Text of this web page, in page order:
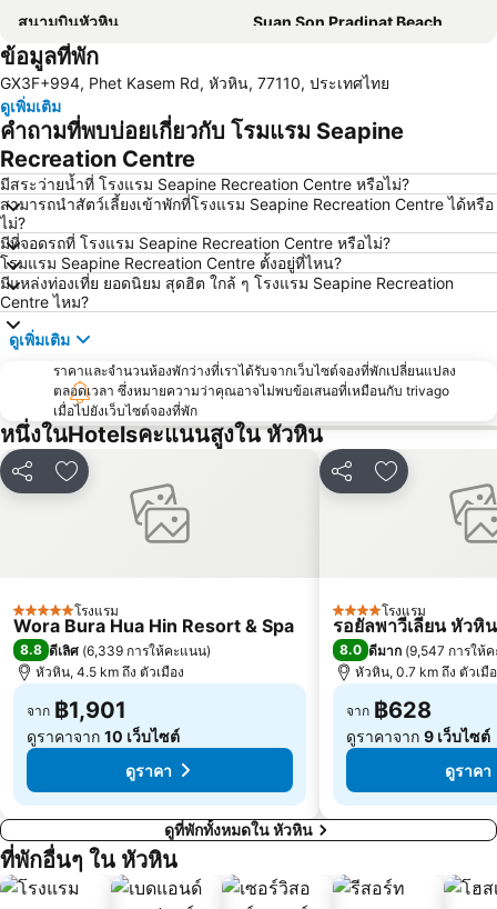
สนามบินหัวหิน
Suan Son Pradipat Beach
สนามกอล์ฟ ปาล์ม ฮิลล์ กอล์ฟ รีสอร์ท แอนด์ คันทรีคลับ
Premium Outlet Cha-am
ไร่องุ่นหัวหินฮิลล์วินยาร์ด
ข้อมูลที่พัก
GX3F+994, Phet Kasem Rd, หัวหิน, 77110, ประเทศไทย
ดูเพิ่มเติม
คำถามที่พบบ่อยเกี่ยวกับ โรมแรม Seapine
Recreation Centre
มีสระว่ายน้ำที่ โรงแรม Seapine Recreation Centre หรือไม่?
สามารถนำสัตว์เลี้ยงเข้าพักที่โรงแรม Seapine Recreation Centre ได้หรือ
ไม่?
มีที่จอดรถที่ โรงแรม Seapine Recreation Centre หรือไม่?
โรมแรม Seapine Recreation Centre ตั้งอยู่ที่ไหน?
มีแหล่งท่องเที่ย ยอดนิยม สุดฮิต ใกล้ ๆ โรงแรม Seapine Recreation
Centre ไหม?
ดูเพิ่มเติม
ราคาและจำนวนห้องพักว่างที่เราได้รับจากเว็บไซต์จองที่พักเปลี่ยนแปลง
ตลอดเวลา ซึ่งหมายความว่าคุณอาจไม่พบข้อเสนอที่เหมือนกับ trivago
เมื่อไปยังเว็บไซต์จองที่พัก
หนึ่งในHotelsคะแนนสูงใน หัวหิน
แชร์ เพิ่มในรายการโปรด
5 ดาว โรงแรม
Wora Bura Hua Hin Resort & Spa
8.8 ดีเลิศ (6,339 การให้คะแนน)
หัวหิน, 4.5 km ถึง ตัวเมือง
จาก ฿1,901
ดูราคาจาก 10 เว็บไซต์
ดูราคา
แชร์ เพิ่มในรายกา
4 ดาว โรงแรม
รอยัลพาวีเลียน หัวหิน
8.0 ดีมาก (9,547 การให้
หัวหิน, 0.7 km ถึง ตัวเมื
จาก ฿628
ดูราคาจาก 9 เว็บไซต์
ดูราคา
ดูที่พักทั้งหมดใน หัวหิน
ที่พักอื่นๆ ใน หัวหิน